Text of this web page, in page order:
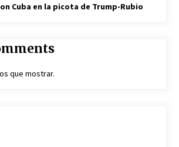
Cuba en la picota de Trump-Rubio
que mostrar.